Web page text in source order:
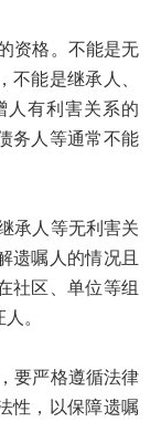
格。不能是无
不能是继承人、
人有利害关系的
务人等通常不能
人等无利害关
遗嘱人的情况且
社区、单位等组
。
严格遵循法律
性，以保障遗嘱